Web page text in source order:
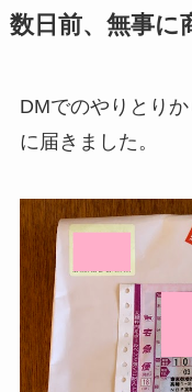
数日前、無事に
DMでのやりとり
に届きました。